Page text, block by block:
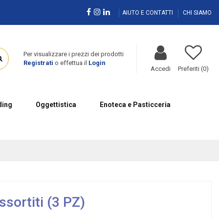
AIUTO E CONTATTI CHI SIAMO
Per visualizzare i prezzi dei prodotti
Registrati o effettua il Login
Accedi Preferiti (0)
Oggettistica Enoteca e Pasticceria
(3 PZ)